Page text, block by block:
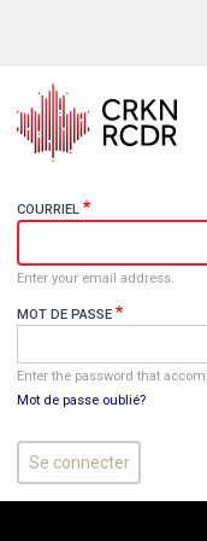
principal
COURRIEL
Enter your email address.
MOT DE PASSE
Enter the password that
Mot de passe oublié?